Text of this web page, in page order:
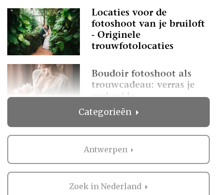
Categorieën
Antwerpen
Zoek in Nederland
Locaties voor de
fotoshoot van je bruiloft
- Originele
trouwfotolocaties
Boudoir fotoshoot als
trouwcadeau: verras je
verloofde
Voordelen van drone
fotografie bij een bruiloft